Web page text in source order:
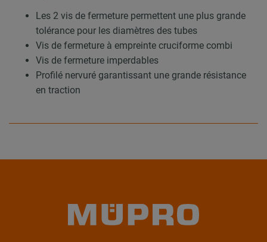
Les 2 vis de fermeture permettent une plus grande
tolérance pour les diamètres des tubes
Vis de fermeture à empreinte cruciforme combi
Vis de fermeture imperdables
Profilé nervuré garantissant une grande résistance
en traction